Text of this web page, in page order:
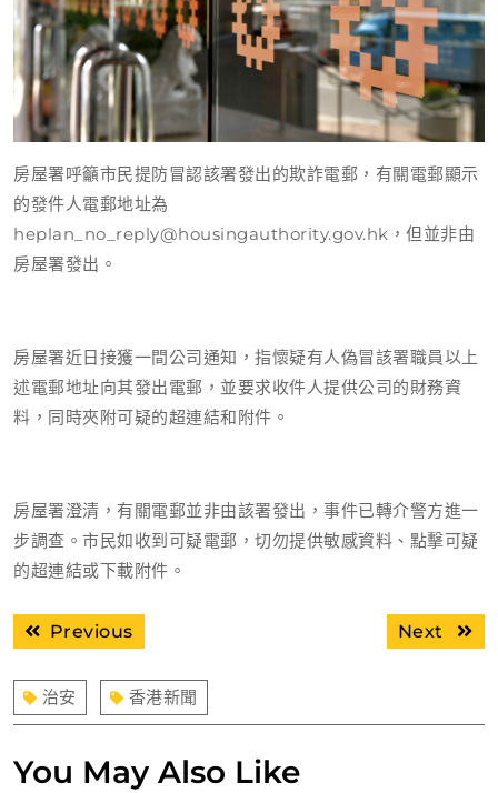
房屋署呼籲市民提防冒認該署發出的欺詐電郵，有關電郵顯示
的發件人電郵地址為
heplan_no_reply@housingauthority.gov.hk，但並非由
房屋署發出。
房屋署近日接獲一間公司通知，指懷疑有人偽冒該署職員以上
述電郵地址向其發出電郵，並要求收件人提供公司的財務資
料，同時夾附可疑的超連結和附件。
房屋署澄清，有關電郵並非由該署發出，事件已轉介警方進一
步調查。市民如收到可疑電郵，切勿提供敏感資料、點擊可疑
的超連結或下載附件。
文
章
導
覽
PreviousPrevious
Next
Next
治安
香港新聞
You May Also Like